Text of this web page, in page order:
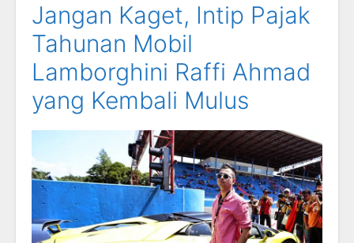
Jangan Kaget, Intip Pajak
Tahunan Mobil
Lamborghini Raffi Ahmad
yang Kembali Mulus